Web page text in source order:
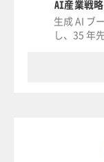
AI産業戦
生成 AI ブ
し、35 年